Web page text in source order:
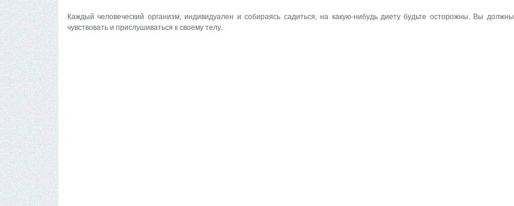
Каждый человеческий организм, индивидуален и собираясь садиться, на какую-нибудь диету будьте осторожны. Вы должны
чувствовать и прислушиваться к своему телу.